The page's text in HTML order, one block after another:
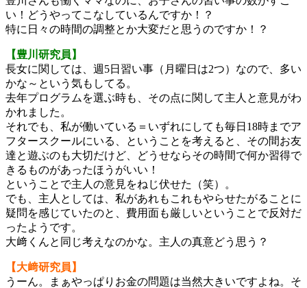
い！どうやってこなしているんですか！？
特に日々の時間の調整とか大変だと思うのですか！？
【豊川研究員】
長女に関しては、週5日習い事（月曜日は2つ）なので、多い
かな～という気もしてる。
去年プログラムを選ぶ時も、その点に関して主人と意見がわ
かれました。
それでも、私が働いている＝いずれにしても毎日18時までア
フタースクールにいる、ということを考えると、その間お友
達と遊ぶのも大切だけど、どうせならその時間で何か習得で
きるものがあったほうがいい！
ということで主人の意見をねじ伏せた（笑）。
でも、主人としては、私があれもこれもやらせたがることに
疑問を感じていたのと、費用面も厳しいということで反対だ
ったようです。
大﨑くんと同じ考えなのかな。主人の真意どう思う？
【大﨑研究員】
うーん。まぁやっぱりお金の問題は当然大きいですよね。そ